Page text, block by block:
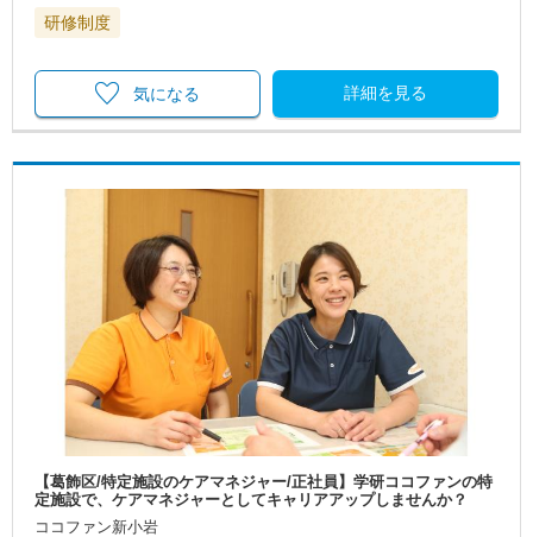
研修制度
詳細を見る
気になる
【葛飾区/特定施設のケアマネジャー/正社員】学研ココファンの特
定施設で、ケアマネジャーとしてキャリアアップしませんか？
ココファン新小岩